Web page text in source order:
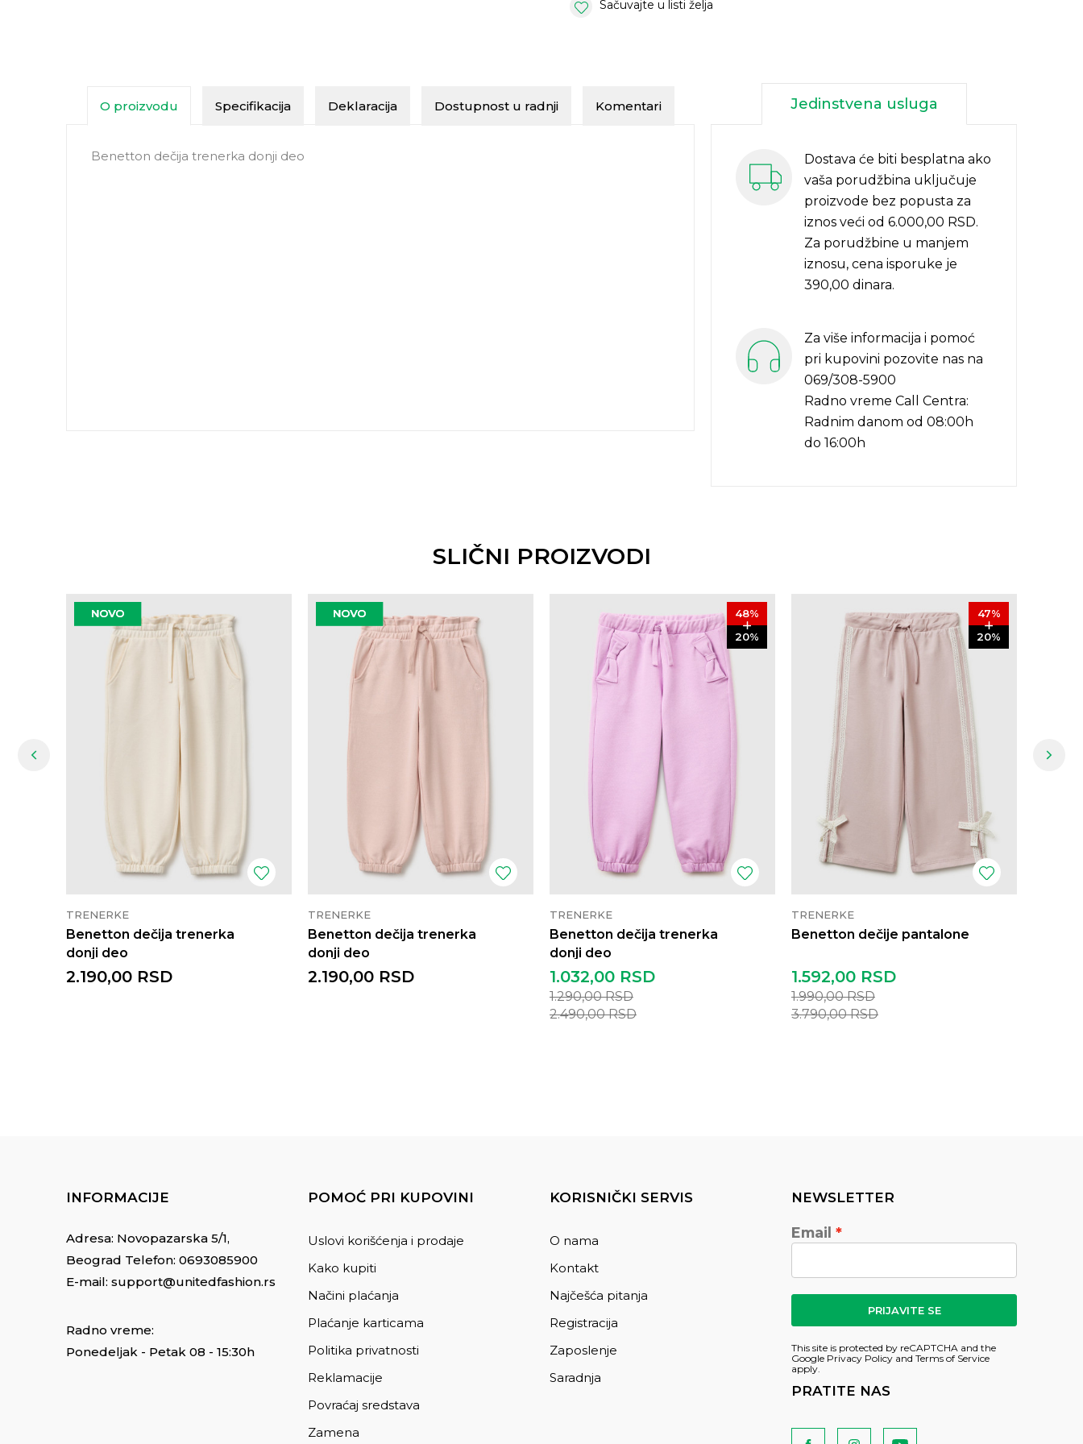
Sačuvajte u listi želja
O proizvodu Specifikacija Deklaracija Dostupnost u radnji Komentari
Benetton dečija trenerka donji deo
Jedinstvena usluga
Dostava će biti besplatna ako
vaša porudžbina uključuje
proizvode bez popusta za
iznos veći od 6.000,00 RSD.
Za porudžbine u manjem
iznosu, cena isporuke je
390,00 dinara.
Za više informacija i pomoć
pri kupovini pozovite nas na
069/308-5900
Radno vreme Call Centra:
Radnim danom od 08:00h
do 16:00h
SLIČNI PROIZVODI
TRENERKE
Benetton dečija trenerka
donji deo
2.190,00 RSD
TRENERKE
Benetton dečija trenerka
donji deo
2.190,00 RSD
48%
20%
TRENERKE
Benetton dečija trenerka
donji deo
1.032,00 RSD
1.290,00RSD
2.490,00RSD
47%
20%
TRENERKE
Benetton dečije pantalone
1.592,00 RSD
1.990,00RSD
3.790,00RSD
INFORMACIJE
Adresa: Novopazarska 5/1,
Beograd Telefon: 0693085900
E-mail: support@unitedfashion.rs
Radno vreme:
Ponedeljak - Petak 08 - 15:30h
POMOĆ PRI KUPOVINI
Uslovi korišćenja i prodaje
Kako kupiti
Načini plaćanja
Plaćanje karticama
Politika privatnosti
Reklamacije
Povraćaj sredstava
Zamena
KORISNIČKI SERVIS
O nama
Kontakt
Najčešća pitanja
Registracija
Zaposlenje
Saradnja
NEWSLETTER
Email
PRIJAVITE SE
This site is protected by reCAPTCHA and the
Google Privacy Policy and Terms of Service
apply.
PRATITE NAS